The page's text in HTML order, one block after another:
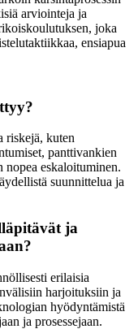
arviointeja ja
joka
ensiapua
riskejä, kuten
panttivankien
nopea eskaloituminen.
suunnittelua ja
ja
erilaisia
harjoituksiin ja
hyödyntämistä
ja prosessejaan.